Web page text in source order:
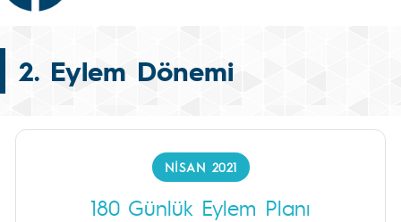
2. Eylem Dönemi
NISAN 2021
180 Günlük Eylem Planı